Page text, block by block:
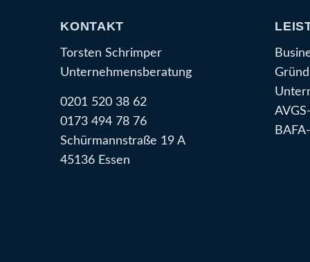
KONTAKT
Torsten Schrimper
Unternehmensberatung
0201 520 38 62
0173 494 78 76
Schürmannstraße 19 A
45136 Essen